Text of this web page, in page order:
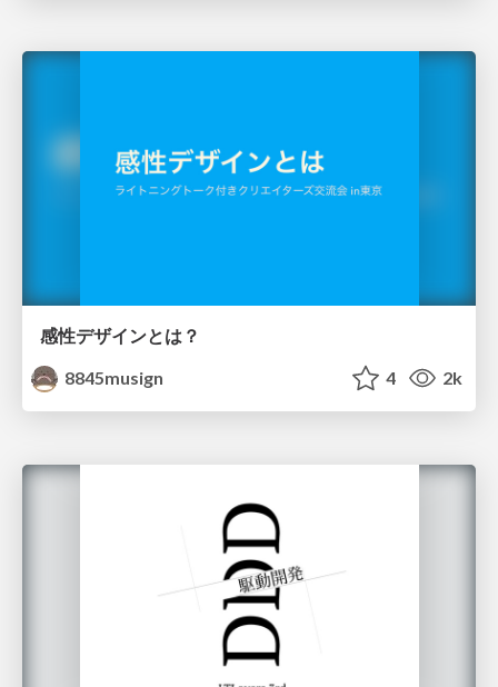
感性デザインとは？
8845musign
4 2k